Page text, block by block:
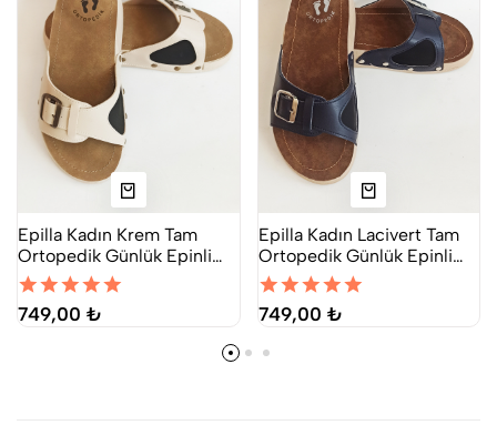
Epilla Kadın Krem Tam
Ortopedik Günlük Epinli
Topuk Dikeni Terliği
749,00 ₺
Epilla Kadın Lacivert Tam
Ortopedik Günlük Epinli
Topuk Dikeni Terliği
749,00 ₺